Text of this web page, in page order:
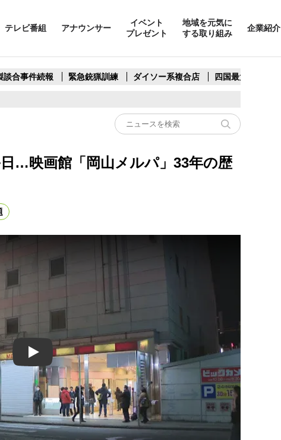
テレビ番組 アナウンサー
イベント
プレゼント
地域を元気に
する取り組み
企業紹介
談合事件続報 緊急銃猟訓練 ダイソー系複合店 四国最大スリコ
…映画館「岡山メルパ」33年の歴
Play